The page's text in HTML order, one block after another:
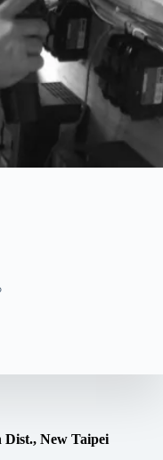
Dist., New Taipei